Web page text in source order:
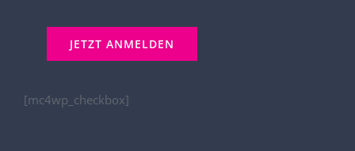
[mc4wp_checkbox]